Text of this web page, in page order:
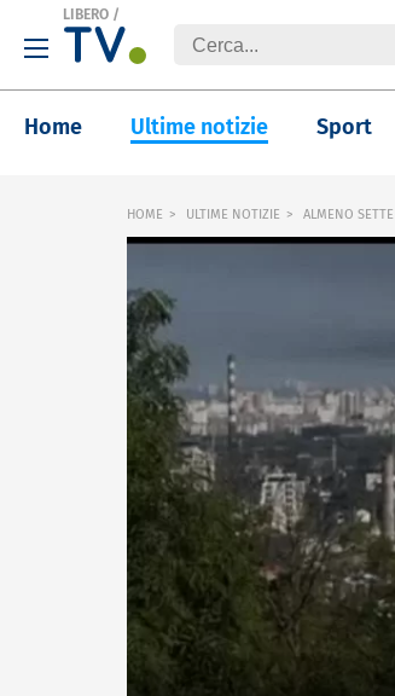
LIBERO /
Home Ultime notizie Sport
HOME ULTIME NOTIZIE ALMENO